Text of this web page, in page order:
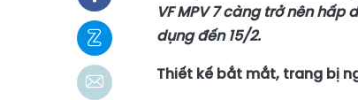
VF MPV 7 càng trở nên
dụng đến 15/2.
Thiết kế bắt mắt, trang bị